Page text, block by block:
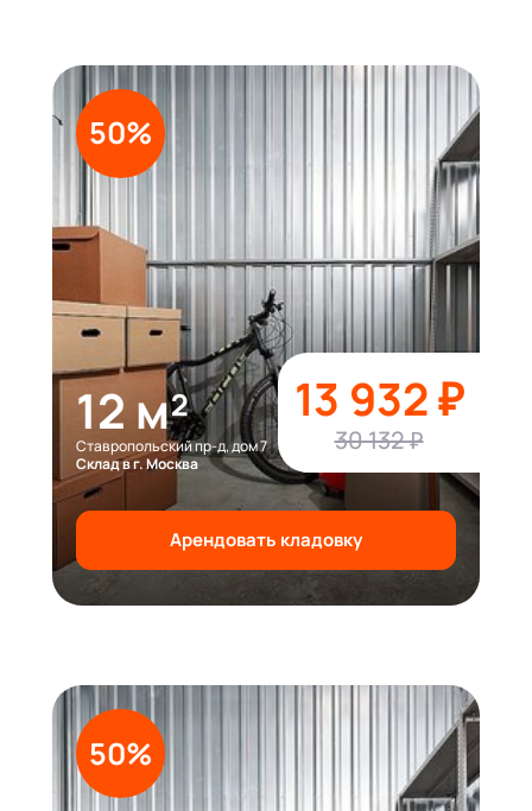
50%
12 м²
Ставропольский пр-д, дом 7
Склад в г. Москва
13 932 ₽
30 132 ₽
Арендовать кладовку
50%